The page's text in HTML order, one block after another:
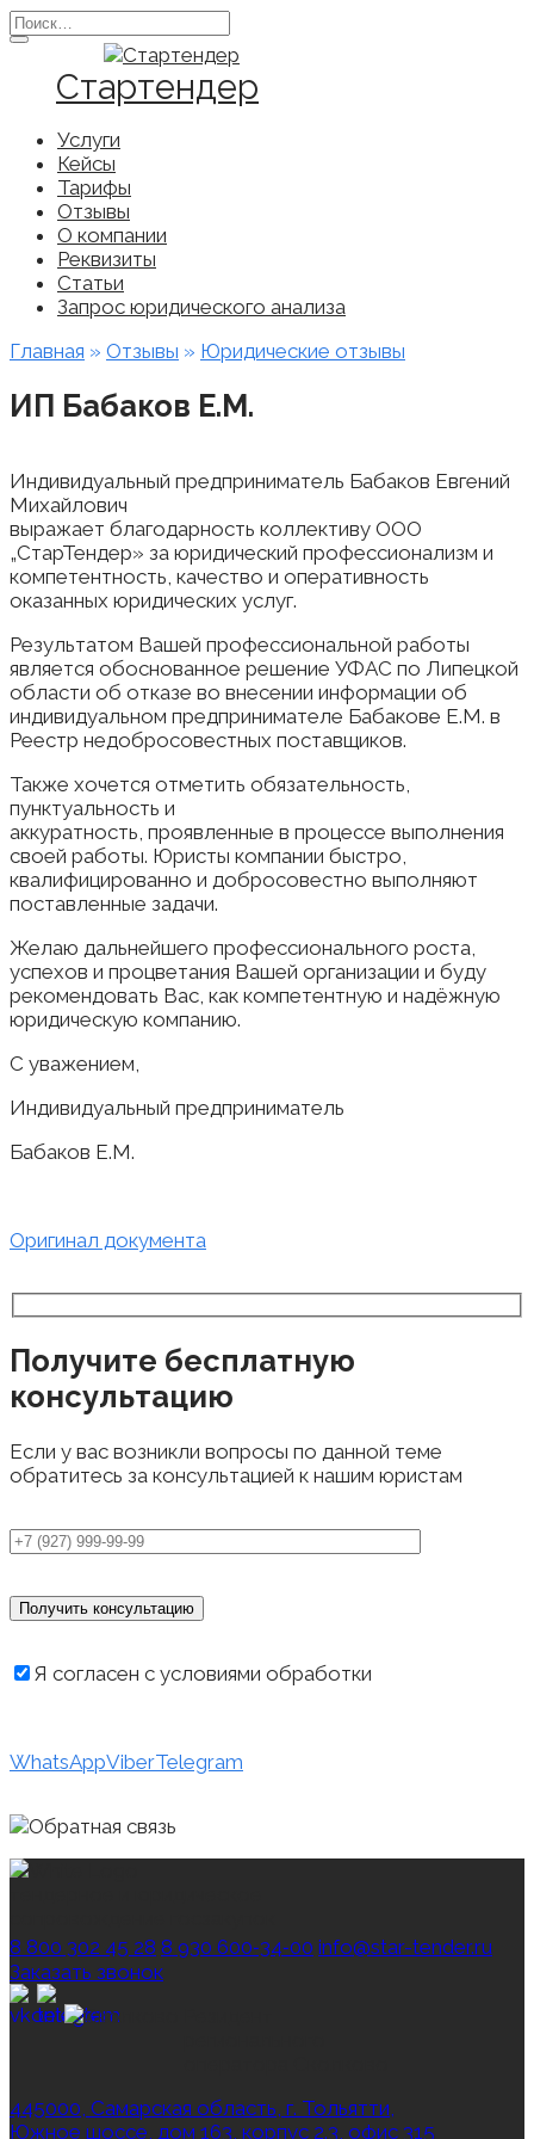
Перейти
к
содержанию
Search
for:
Стартендер
Услуги
Кейсы
Тарифы
Отзывы
О компании
Реквизиты
Статьи
Запрос юридического анализа
Главная » Отзывы » Юридические отзывы
ИП Бабаков Е.М.
Индивидуальный предприниматель Бабаков Евгений
Михайлович
выражает благодарность коллективу ООО
„СтарТендер» за юридический профессионализм и
компетентность, качество и оперативность
оказанных юридических услуг.
Результатом Вашей профессиональной работы
является обоснованное решение УФАС по Липецкой
области об отказе во внесении информации об
индивидуальном предпринимателе Бабакове Е.М. в
Реестр недобросовестных поставщиков.
Также хочется отметить обязательность,
пунктуальность и
аккуратность, проявленные в процессе выполнения
своей работы. Юристы компании быстро,
квалифицированно и добросовестно выполняют
поставленные задачи.
Желаю дальнейшего профессионального роста,
успехов и процветания Вашей организации и буду
рекомендовать Вас, как компетентную и надёжную
юридическую компанию.
С уважением,
Индивидуальный предприниматель
Бабаков Е.М.
Оригинал документа
Получите бесплатную
консультацию
Если у вас возникли вопросы по данной теме
обратитесь за консультацией к нашим юристам
Я согласен с условиями обработки
WhatsAppViberTelegram
8 800 302 45 28 8 930 600‑34‑00 info@star-tender.ru
Заказать звонок
445000, Самарская область, г. Тольятти,
Южное шоссе, дом 163, корпус 2.3, офис 315